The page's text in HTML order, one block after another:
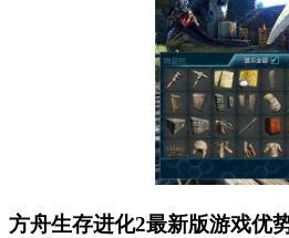
方舟生存进化2最新版游戏优